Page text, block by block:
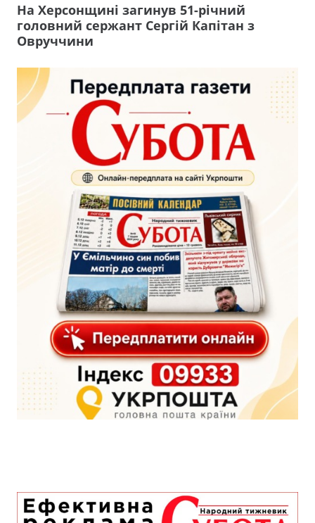
На Херсонщині загинув 51-річний
головний сержант Сергій Капітан з
Овруччини